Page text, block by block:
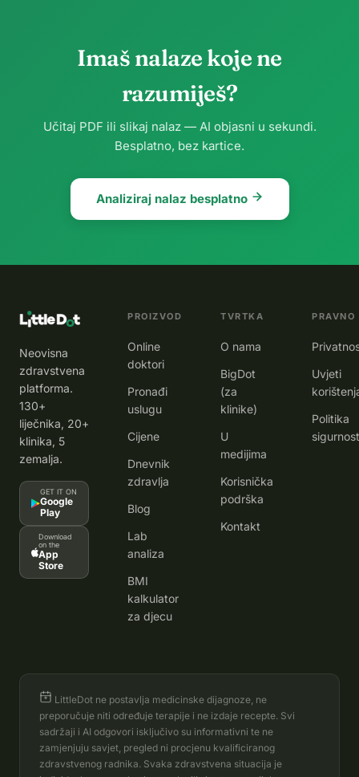
Imaš nalaze koje ne
razumiješ?
Učitaj PDF ili slikaj nalaz — AI objasni u sekundi.
Besplatno, bez kartice.
Analiziraj nalaz besplatno
Neovisna
zdravstvena
platforma.
130+
liječnika, 20+
klinika, 5
zemalja.
GET IT ON
Google
Play
Download
on the
App
Store
PROIZVOD
Online
doktori
Pronađi
uslugu
Cijene
Dnevnik
zdravlja
Blog
Lab
analiza
BMI
kalkulator
za djecu
TVRTKA
O nama
BigDot
(za
klinike)
U
medijima
Korisnička
podrška
Kontakt
PRAVNO
Uvjeti
Politika
LittleDot ne postavlja medicinske dijagnoze, ne
preporučuje niti određuje terapije i ne izdaje recepte. Svi
sadržaji i AI odgovori isključivo su informativni te ne
zamjenjuju savjet, pregled ni procjenu kvalificiranog
zdravstvenog radnika. Svaka zdravstvena situacija je